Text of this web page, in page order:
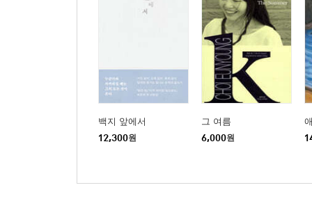
백지 앞에서
12,300원
그 여름
6,000원